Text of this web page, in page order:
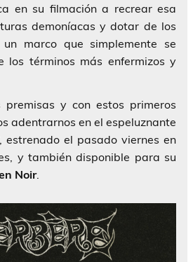
en su filmación a recrear esa
demoníacas y dotar de los
un marco que simplemente se
los términos más enfermizos y
y con estos primeros
adentrarnos en el espeluznante
estrenado el pasado viernes en
y también disponible para su
Noir.